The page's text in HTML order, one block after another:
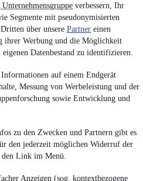
Unternehmensgruppe verbessern, Ihr
Segmente mit pseudonymisierten
über unsere Partner einen
ihrer Werbung und die Möglichkeit
Datenbestand zu identifizieren.
auf einem Endgerät
Messung von Werbeleistung und der
sowie Entwicklung und
zu den Zwecken und Partnern gibt es
den jederzeit möglichen Widerruf der
Link im Menü.
Anzeigen (sog. kontextbezogene